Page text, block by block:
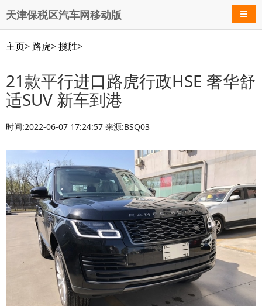
天津保税区汽车网移动版 导航
主页> 路虎>揽胜>
21款平行进口路虎行政HSE 奢华舒
适SUV 新车到港
时间:2022-06-07 17:24:57 来源:BSQ03